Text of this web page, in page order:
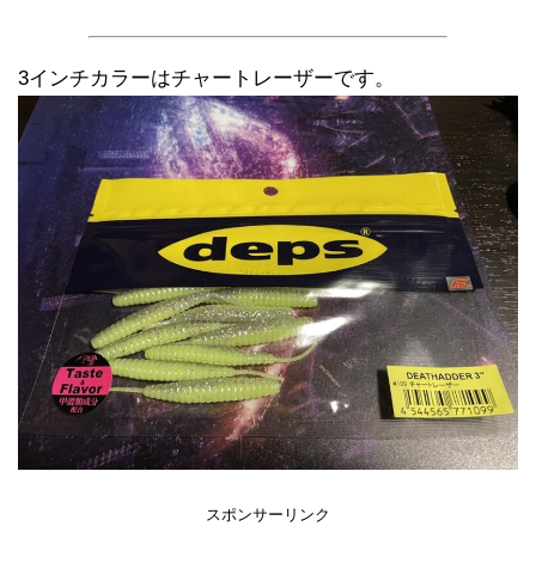
3インチカラーはチャートレーザーです。
スポンサーリンク